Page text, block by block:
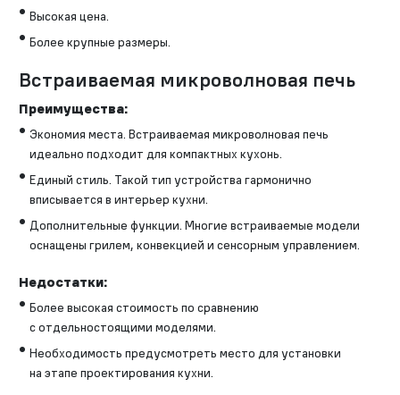
Высокая цена.
Более крупные размеры.
Встраиваемая микроволновая печь
Преимущества:
Экономия места. Встраиваемая микроволновая печь
идеально подходит для компактных кухонь.
Единый стиль. Такой тип устройства гармонично
вписывается в интерьер кухни.
Дополнительные функции. Многие встраиваемые модели
оснащены грилем, конвекцией и сенсорным управлением.
Недостатки:
Более высокая стоимость по сравнению
с отдельностоящими моделями.
Необходимость предусмотреть место для установки
на этапе проектирования кухни.